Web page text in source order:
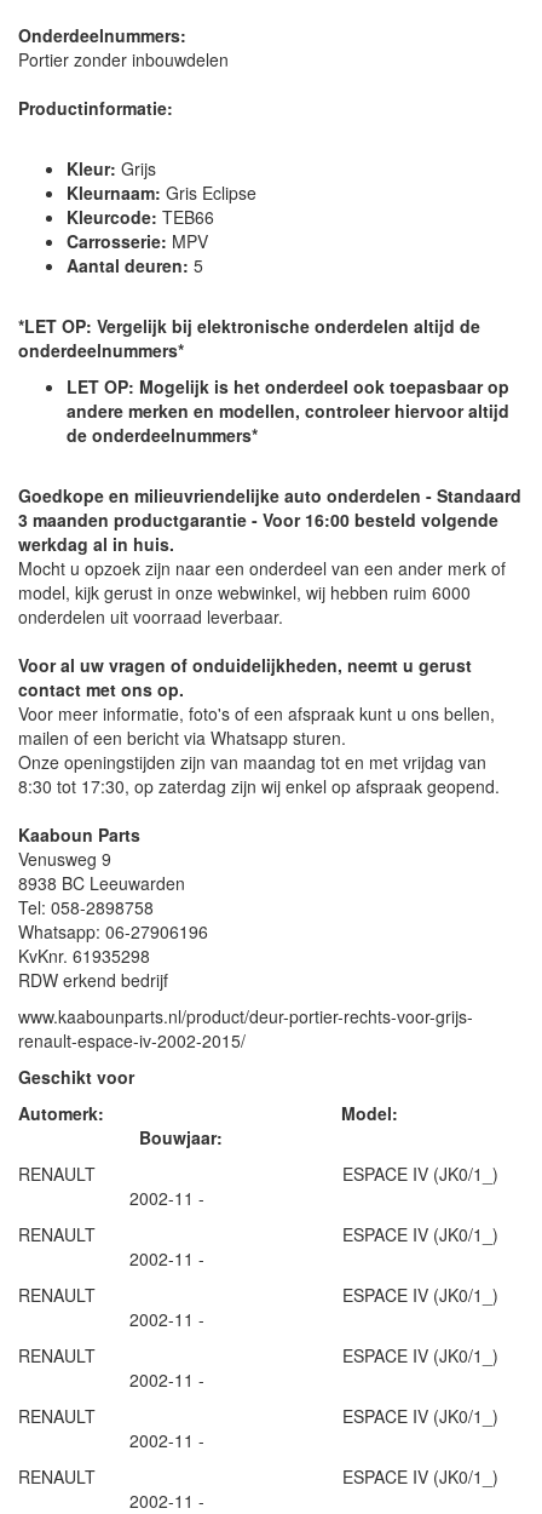
Onderdeelnummers:
Portier zonder inbouwdelen
Productinformatie:
Kleur: Grijs
Kleurnaam: Gris Eclipse
Kleurcode: TEB66
Carrosserie: MPV
Aantal deuren: 5
*LET OP: Vergelijk bij elektronische onderdelen altijd de
onderdeelnummers*
LET OP: Mogelijk is het onderdeel ook toepasbaar op
andere merken en modellen, controleer hiervoor altijd
de onderdeelnummers*
Goedkope en milieuvriendelijke auto onderdelen - Standaard
3 maanden productgarantie - Voor 16:00 besteld volgende
werkdag al in huis.
Mocht u opzoek zijn naar een onderdeel van een ander merk of
model, kijk gerust in onze webwinkel, wij hebben ruim 6000
onderdelen uit voorraad leverbaar.
Voor al uw vragen of onduidelijkheden, neemt u gerust
contact met ons op.
Voor meer informatie, foto's of een afspraak kunt u ons bellen,
mailen of een bericht via Whatsapp sturen.
Onze openingstijden zijn van maandag tot en met vrijdag van
8:30 tot 17:30, op zaterdag zijn wij enkel op afspraak geopend.
Kaaboun Parts
Venusweg 9
8938 BC Leeuwarden
Tel: 058-2898758
Whatsapp: 06-27906196
KvKnr. 61935298
RDW erkend bedrijf
www.kaabounparts.nl/product/deur-portier-rechts-voor-grijs-
renault-espace-iv-2002-2015/
Geschikt voor
Automerk: Model:
Bouwjaar:
RENAULT ESPACE IV (JK0/1_)
2002-11 -
RENAULT ESPACE IV (JK0/1_)
2002-11 -
RENAULT ESPACE IV (JK0/1_)
2002-11 -
RENAULT ESPACE IV (JK0/1_)
2002-11 -
RENAULT ESPACE IV (JK0/1_)
2002-11 -
RENAULT ESPACE IV (JK0/1_)
2002-11 -